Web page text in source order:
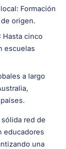
Formación
origen.
Hasta cinco
escuelas
a largo
red de
educadores
una